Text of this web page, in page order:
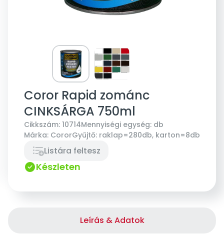
Coror Rapid zománc
CINKSÁRGA 750ml
Cikkszám: 10714Mennyiségi egység: db
Márka: CororGyűjtő: raklap=280db, karton=8db
Listára feltesz
Készleten
Leírás & Adatok